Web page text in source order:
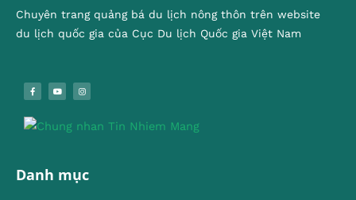
Chuyên trang quảng bá du lịch nông thôn trên website
du lịch quốc gia của Cục Du lịch Quốc gia Việt Nam
Danh mục